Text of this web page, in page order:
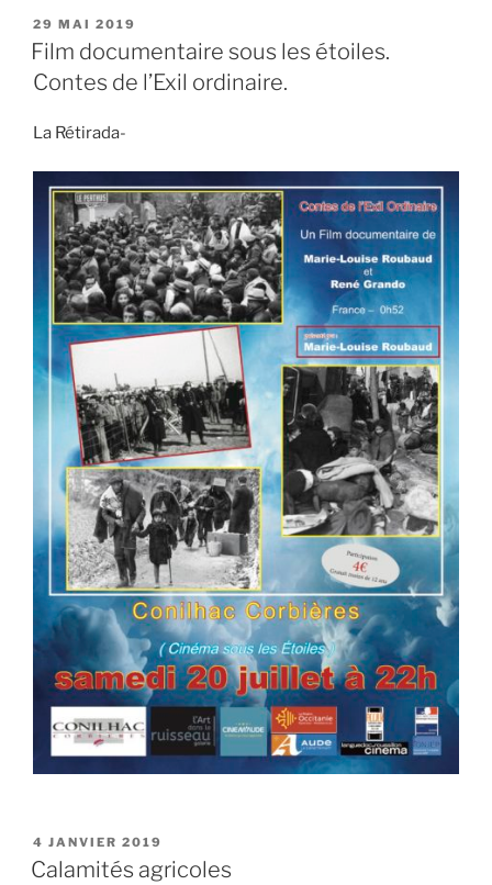
PUBLIÉ
LE
29 MAI 2019
Film documentaire sous les étoiles.
Contes de l’Exil ordinaire.
La Rétirada-
PUBLIÉ
LE
4 JANVIER 2019
Calamités agricoles